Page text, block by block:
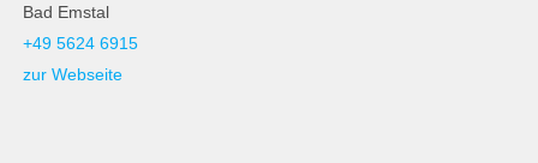
Bad Emstal
+49 5624 6915
zur Webseite